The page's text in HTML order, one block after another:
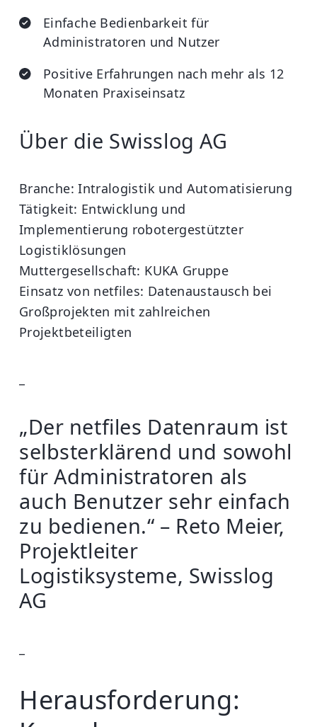
Einfache Bedienbarkeit für
Administratoren und Nutzer
Positive Erfahrungen nach mehr als 12
Monaten Praxiseinsatz
Über die Swisslog AG
Branche: Intralogistik und Automatisierung
Tätigkeit: Entwicklung und
Implementierung robotergestützter
Logistiklösungen
Muttergesellschaft: KUKA Gruppe
Einsatz von netfiles: Datenaustausch bei
Großprojekten mit zahlreichen
Projektbeteiligten
„Der netfiles Datenraum ist
selbsterklärend und sowohl
für Administratoren als
auch Benutzer sehr einfach
zu bedienen.“ – Reto Meier,
Projektleiter
Logistiksysteme, Swisslog
AG
Herausforderung: